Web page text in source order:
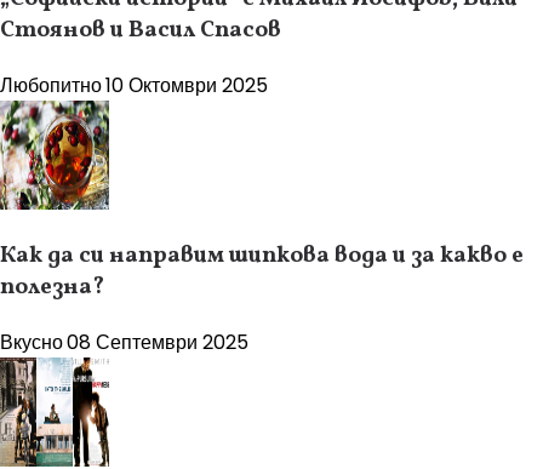
Стоянов и Васил Спасов
Любопитно10 Октомври 2025
Как да си направим шипкова вода и за какво е
полезна?
Вкусно08 Септември 2025